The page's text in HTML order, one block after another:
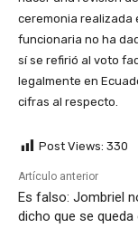
ceremonia realizada
funcionaria no ha
sí se refirió al voto
legalmente en
cifras al respecto.
Post Views: 330
Artículo anterior
Es falso: Jombriel
dicho que se queda